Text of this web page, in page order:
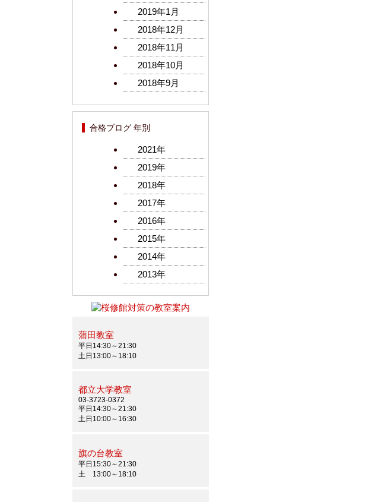
2019年1月
2018年12月
2018年11月
2018年10月
2018年9月
合格ブログ 年別
2021年
2019年
2018年
2017年
2016年
2015年
2014年
2013年
蒲田教室
平日14:30～21:30
土日13:00～18:10
都立大学教室
03-3723-0372
平日14:30～21:30
土日10:00～16:30
旗の台教室
平日15:30～21:30
土 13:00～18:10